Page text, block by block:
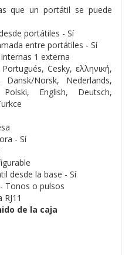
que un portátil se puede
portátiles - Sí
entre portátiles - Sí
1 externa
Cesky, ελληνική,
Dansk/Norsk, Nederlands,
English, Deutsch,
- Sí
desde la base - Sí
Tonos o pulsos
de la caja